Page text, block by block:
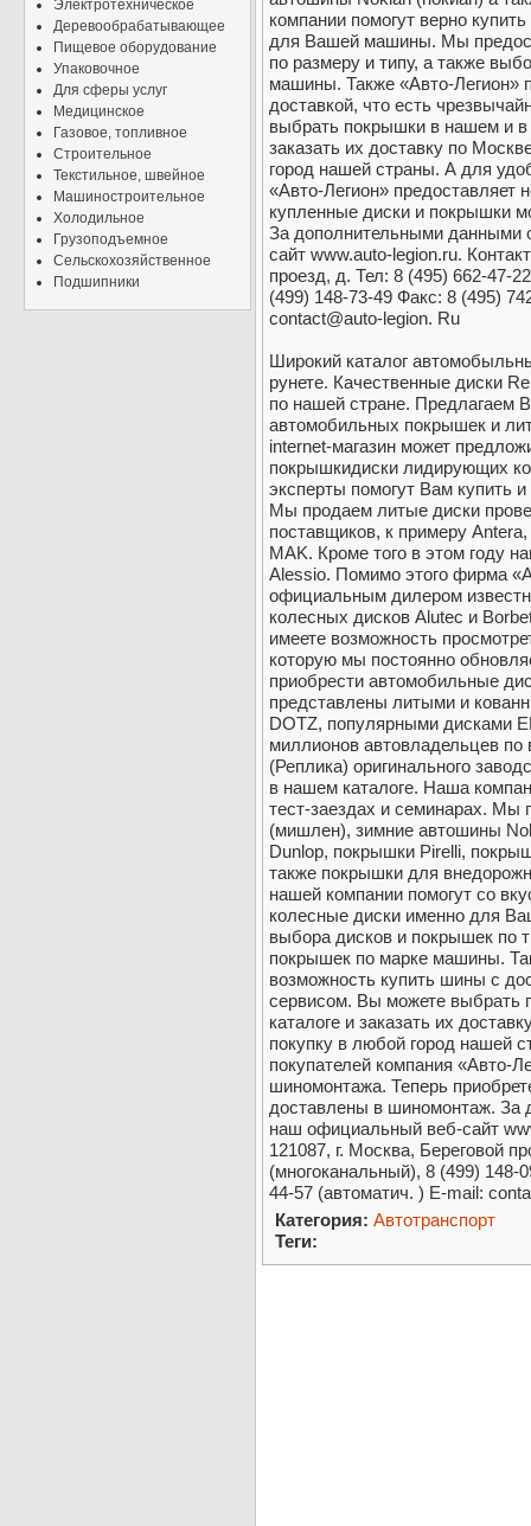
Электротехническое
Деревообрабатывающее
Пищевое оборудование
Упаковочное
Для сферы услуг
Медицинское
Газовое, топливное
Строительное
Текстильное, швейное
Машиностроительное
Холодильное
Грузоподъемное
Сельскохозяйственное
Подшипники
компании помогут верно
для Вашей машины. Мы
по размеру и типу, а также
машины. Также «Авто-Легион»
доставкой, что есть
выбрать покрышки в нашем и
заказать их доставку по
город нашей страны. А для
«Авто-Легион» предоставляет
купленные диски и покрышки
За дополнительными данными
сайт www.auto-legion.ru.
проезд, д. Тел: 8 (495) 662-47-
(499) 148-73-49 Факс: 8 (495)
contact@auto-legion. Ru
Широкий каталог
рунете. Качественные диски
по нашей стране. Предлагаем
автомобильных покрышек и
internet-магазин может
покрышкидиски лидирующих
эксперты помогут Вам купить
Мы продаем литые диски
поставщиков, к примеру
MAK. Кроме того в этом году
Alessio. Помимо этого фирма
официальным дилером
колесных дисков Alutec и
имеете возможность
которую мы постоянно
приобрести автомобильные
представлены литыми и
DOTZ, популярными дисками
миллионов автовладельцев
(Реплика) оригинального
в нашем каталоге. Наша
тест-заездах и семинарах. Мы
(мишлен), зимние автошины
Dunlop, покрышки Pirelli,
также покрышки для
нашей компании помогут со
колесные диски именно для
выбора дисков и покрышек по
покрышек по марке машины.
возможность купить шины с
сервисом. Вы можете выбрать
каталоге и заказать их
покупку в любой город нашей
покупателей компания «Авто-
шиномонтажа. Теперь
доставлены в шиномонтаж. За
наш официальный веб-сайт
121087, г. Москва, Береговой
(многоканальный), 8 (499) 148-
44-57 (автоматич. ) E-mail:
Категория: Автотранспорт
Теги: